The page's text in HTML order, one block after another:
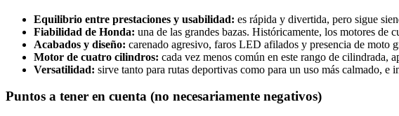
Equilibrio entre prestaciones y usabilidad: es rápida y divertida, pero sigue
Fiabilidad de Honda: una de las grandes bazas. Históricamente, los motores de
Acabados y diseño: carenado agresivo, faros LED afilados y presencia de moto
Motor de cuatro cilindros: cada vez menos común en este rango de cilindrada,
Versatilidad: sirve tanto para rutas deportivas como para un uso más calmado, e
Puntos a tener en cuenta (no necesariamente negativos)